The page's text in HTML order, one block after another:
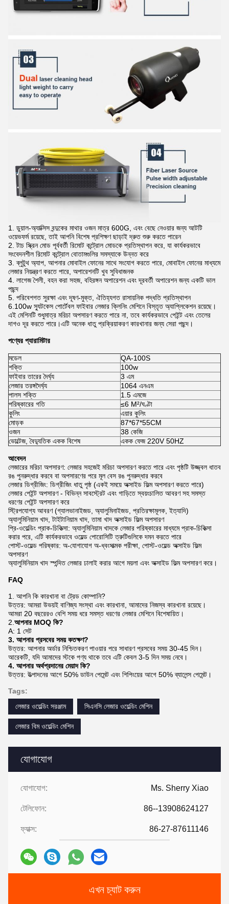
যোগাযোগ
যোগাযোগ: Ms. Sherry Xiao
টেলিফোন: 86--13908624127
ফ্যাক্স: 86-27-87611146
এখন চ্যাট করুন
1. ডুয়াল-অ্যাক্সিস বন্দুকের মাথার ওজন মাত্র 600G, এবং বেছে নেওয়ার জন্য আটটি
ওয়েভফর্ম রয়েছে, তাই আপনি বিশেষ প্রশিক্ষণ ছাড়াই দ্রুত শুরু করতে পারেন
2. টাচ স্ক্রিন মোড পূর্ববর্তী রিমোট কন্ট্রোল মোডকে প্রতিস্থাপন করে, যা কার্যকরভাবে
সংবেদনশীল রিমোট কন্ট্রোল বোতামগুলির সমস্যাকে উন্নত করে
3. ব্লুটুথ অ্যাপ, আপনার মোবাইল ফোনের সাথে সংযোগ করতে পারে, মোবাইল ফোনের মাধ্যমে
লেজার নিয়ন্ত্রণ করতে পারে, অপারেশনটি খুব সুবিধাজনক
4. লাগেজ শৈলী, বহন করা সহজ, বহিরঙ্গন অপারেশন এবং দূরবর্তী অপারেশন জন্য একটি ভাল
পছন্দ
5. পরিবেশগত সুরক্ষা এবং দূষণ-মুক্ত, ঐতিহ্যগত রাসায়নিক পদ্ধতি প্রতিস্থাপন
6.100w স্যুটকেস পোর্টেবল ফাইবার লেজার ক্লিনিং মেশিনে বিস্তৃত অ্যাপ্লিকেশন রয়েছে।
এই মেশিনটি শুধুমাত্র মরিচা অপসারণ করতে পারে না, তবে কার্যকরভাবে পেইন্ট এবং তেলের
দাগও দূর করতে পারে।এটি অনেক ধাতু প্রক্রিয়াকরণ কারখানার জন্য সেরা পছন্দ।
পণ্যের প্যারামিটার
মডেল
QA-100S
শক্তি
100w
ফাইবার তারের দৈর্ঘ্য
3 এম
লেজার তরঙ্গদৈর্ঘ্য
1064 এনএম
পালস শক্তি
1.5 এমজে
পরিষ্কারের গতি
≤6 M²/ঘণ্টা
কুলিং
এয়ার কুলিং
মোড়ক
87*67*55CM
ওজন
38 কেজি
ভোল্টেজ, বৈদ্যুতিক একক বিশেষ
একক ফেজ 220V 50HZ
আবেদন
লেজারের মরিচা অপসারণ: লেজার সহজেই মরিচা অপসারণ করতে পারে এবং পৃষ্ঠটি উজ্জ্বল ধাতব
রঙ পুনরুদ্ধার করবে বা অপসারণের পরে মূল বেস রঙ পুনরুদ্ধার করবে
লেজার ডিগ্রীজিং: ডিগ্রীজিং ধাতু পৃষ্ঠ (একই সময়ে অক্সাইড ফিল্ম অপসারণ করতে পারে)
লেজার পেইন্ট অপসারণ - বিভিন্ন সাবস্ট্রেট এবং গাড়িতে স্বয়ংচালিত আবরণ সহ সমস্ত
ধরণের পেইন্ট অপসারণ করে
স্ট্রিপযোগ্য আবরণ (গ্যালভানাইজড, অ্যালুমিনাইজড, প্রতিরক্ষামূলক, ইত্যাদি)
অ্যালুমিনিয়াম খাদ, টাইটানিয়াম খাদ, তামা খাদ অক্সাইড ফিল্ম অপসারণ
প্রি-ওয়েল্ডিং প্রাক-চিকিত্সা: অ্যালুমিনিয়াম খাদকে লেজার পরিষ্কারের মাধ্যমে প্রাক-চিকিত্সা
করার পরে, এটি কার্যকরভাবে ওয়েল্ড পোরোসিটি ত্রুটিগুলিকে দমন করতে পারে
পোস্ট-ওয়েল্ড পরিষ্কার: অ-যোগাযোগ অ-ধ্বংসাত্মক পরীক্ষা, পোস্ট-ওয়েল্ড অক্সাইড ফিল্ম
অপসারণ
অ্যালুমিনিয়াম খাদ স্পন্দিত লেজার ঢালাই করার আগে ময়লা এবং অক্সাইড ফিল্ম অপসারণ করে।
FAQ
1. আপনি কি কারখানা বা ট্রেড কোম্পানি?
উত্তর: আমরা উভয়ই বাণিজ্য সংস্থা এবং কারখানা, আমাদের নিজস্ব কারখানা রয়েছে।
আমরা 20 বছরেরও বেশি সময় ধরে সমস্ত ধরণের লেজার মেশিনে বিশেষায়িত।
2. আপনার MOQ কি?
A: 1 সেট
3. আপনার প্রসবের সময় কতক্ষণ?
উত্তর: আপনার অর্ডার নিশ্চিতকরণ পাওয়ার পরে সাধারণ প্রসবের সময় 30-45 দিন।
আরেকটি, যদি আমাদের স্টকে পণ্য থাকে তবে এটি কেবল 3-5 দিন সময় নেবে।
4. আপনার অর্থপ্রদানের মেয়াদ কি?
উত্তর: উত্পাদনের আগে 50% ডাউন পেমেন্ট এবং শিপিংয়ের আগে 50% ব্যালেন্স পেমেন্ট।
Tags:
লেজার ওয়েল্ডিং সরঞ্জাম
সিএনসি লেজার ওয়েল্ডিং মেশিন
লেজার বিম ওয়েল্ডিং মেশিন